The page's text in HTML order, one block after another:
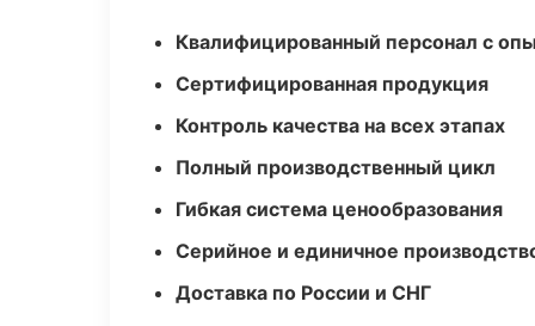
Квалифицированный персонал с
Сертифицированная продукция
Контроль качества на всех этапах
Полный производственный цикл
Гибкая система ценообразования
Серийное и единичное
Доставка по России и СНГ